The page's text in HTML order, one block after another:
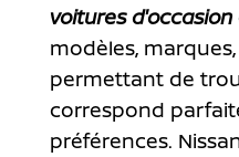
voitures d'occasion
modèles,
permettant de
correspond
préférences.